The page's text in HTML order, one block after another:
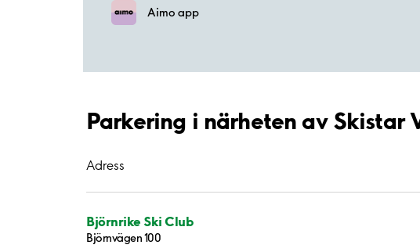
Aimo app
Parkering i närheten av Skistar
Adress
Björnrike Ski Club
Björnvägen 100